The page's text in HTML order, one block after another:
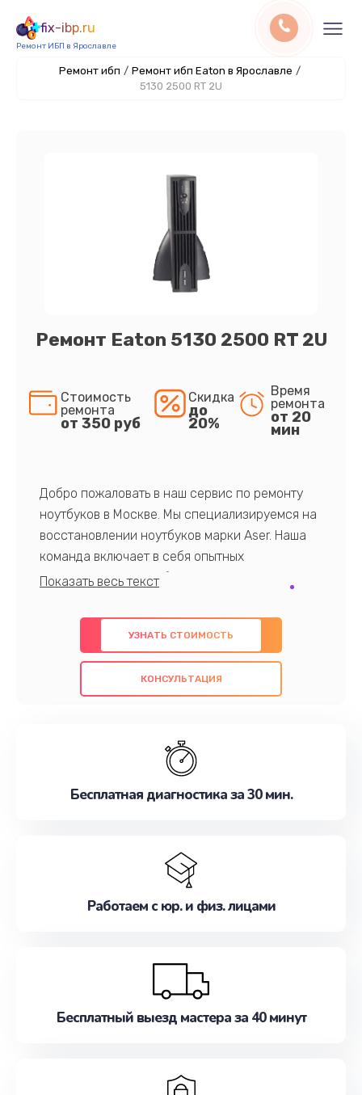
fix-ibp.ru
Ремонт ИБП в Ярославле
Ремонт ибп / Ремонт ибп Eaton в Ярославле /
5130 2500 RT 2U
Ремонт Eaton 5130 2500 RT 2U
Стоимость
ремонта
от 350 руб
Скидка
до
20%
Время
ремонта
от 20
мин
Добро пожаловать в наш сервис по ремонту
ноутбуков в Москве. Мы специализируемся на
восстановлении ноутбуков марки Aser. Наша
команда включает в себя опытных
профессионалов с обширными знаниями и
предлагаем быстрый и качественный ремонт с
использованием оригинальных компонентов, а
также гарантируем качество всех
проведенных работ. Наша цель - предоставить
наилучшим образом. Не медлите записаться на
УЗНАТЬ СТОИМОСТЬ
КОНСУЛЬТАЦИЯ
Бесплатная диагностика за 30 мин.
Работаем с юр. и физ. лицами
Бесплатный выезд мастера за 40 минут